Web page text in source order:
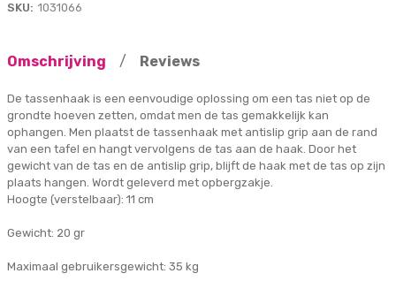
SKU: 1031066
Omschrijving / Reviews
De tassenhaak is een eenvoudige oplossing om een tas niet op de
grondte hoeven zetten, omdat men de tas gemakkelijk kan
ophangen. Men plaatst de tassenhaak met antislip grip aan de rand
van een tafel en hangt vervolgens de tas aan de haak. Door het
gewicht van de tas en de antislip grip, blijft de haak met de tas op zijn
plaats hangen. Wordt geleverd met opbergzakje.
Hoogte (verstelbaar): 11 cm
Gewicht: 20 gr
Maximaal gebruikersgewicht: 35 kg